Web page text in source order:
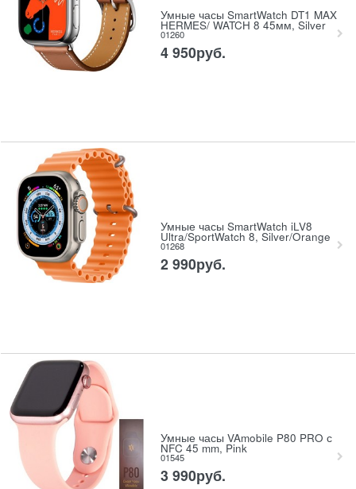
Умные часы SmartWatch DT1 MAX
HERMES/ WATCH 8 45мм, Silver
01260
4 950руб.
Умные часы SmartWatch iLV8
Ultra/SportWatch 8, Silver/Orange
01268
2 990руб.
Умные часы VAmobile P80 PRO с
NFC 45 mm, Pink
01545
3 990руб.